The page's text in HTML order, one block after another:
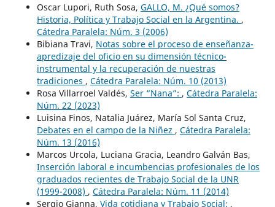
Oscar Lupori, Ruth Sosa, GALLO, M. ¿Qué somos?
Historia, Política y Trabajo Social en la Argentina. ,
Cátedra Paralela: Núm. 3 (2006)
Bibiana Travi, Notas sobre el proceso de enseñanza-
apredizaje del oficio en su dimensión técnico-
instrumental y la recuperación de nuestras
tradiciones , Cátedra Paralela: Núm. 10 (2013)
Rosa Villarroel Valdés, Ser “Nana”: , Cátedra Paralela:
Núm. 22 (2023)
Luisina Finos, Natalia Juárez, María Sol Santa Cruz,
Debates en el campo de la Niñez , Cátedra Paralela:
Núm. 13 (2016)
Marcos Urcola, Luciana Gracia, Leandro Galván Bas,
Inserción laboral e incumbencias profesionales de los
graduados recientes de Trabajo Social de la UNR
(1999-2008) , Cátedra Paralela: Núm. 11 (2014)
Sergio Gianna, Vida cotidiana y Trabajo Social: ,